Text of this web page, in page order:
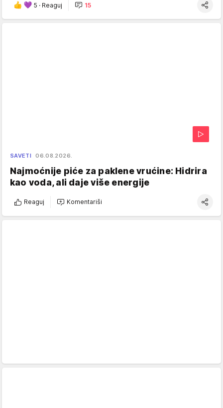
5 · Reaguj 15
SAVETI 06.08.2026.
Najmoćnije piće za paklene vrućine: Hidrira
kao voda, ali daje više energije
Reaguj Komentariši